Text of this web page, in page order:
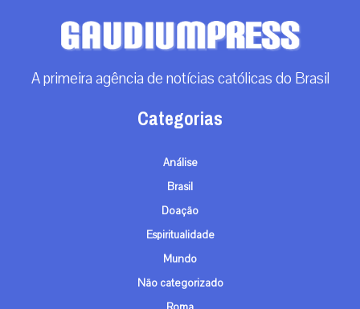
A primeira agência de notícias católicas do Brasil
Categorias
Análise
Brasil
Doação
Espiritualidade
Mundo
Não categorizado